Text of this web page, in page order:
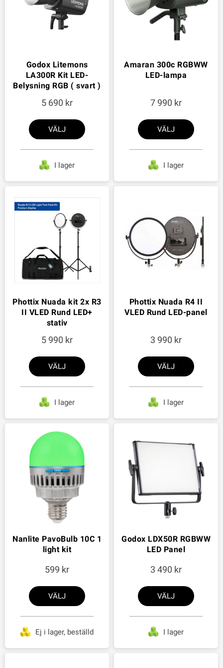
Godox Litemons
LA300R Kit LED-
Belysning RGB ( svart )
5 690
VÄLJ
I lager
Amaran 300c RGBWW
LED-lampa
7 990
VÄLJ
I lager
Phottix Nuada kit 2x R3
II VLED Rund LED+
stativ
5 990
VÄLJ
I lager
Phottix Nuada R4 II
VLED Rund LED-panel
3 990
VÄLJ
I lager
Nanlite PavoBulb 10C 1
light kit
599
VÄLJ
Ej i lager, beställd
Godox LDX50R RGBWW
LED Panel
3 490
VÄLJ
I lager